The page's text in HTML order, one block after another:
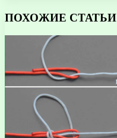
ПОХОЖИЕ СТАТЬИ